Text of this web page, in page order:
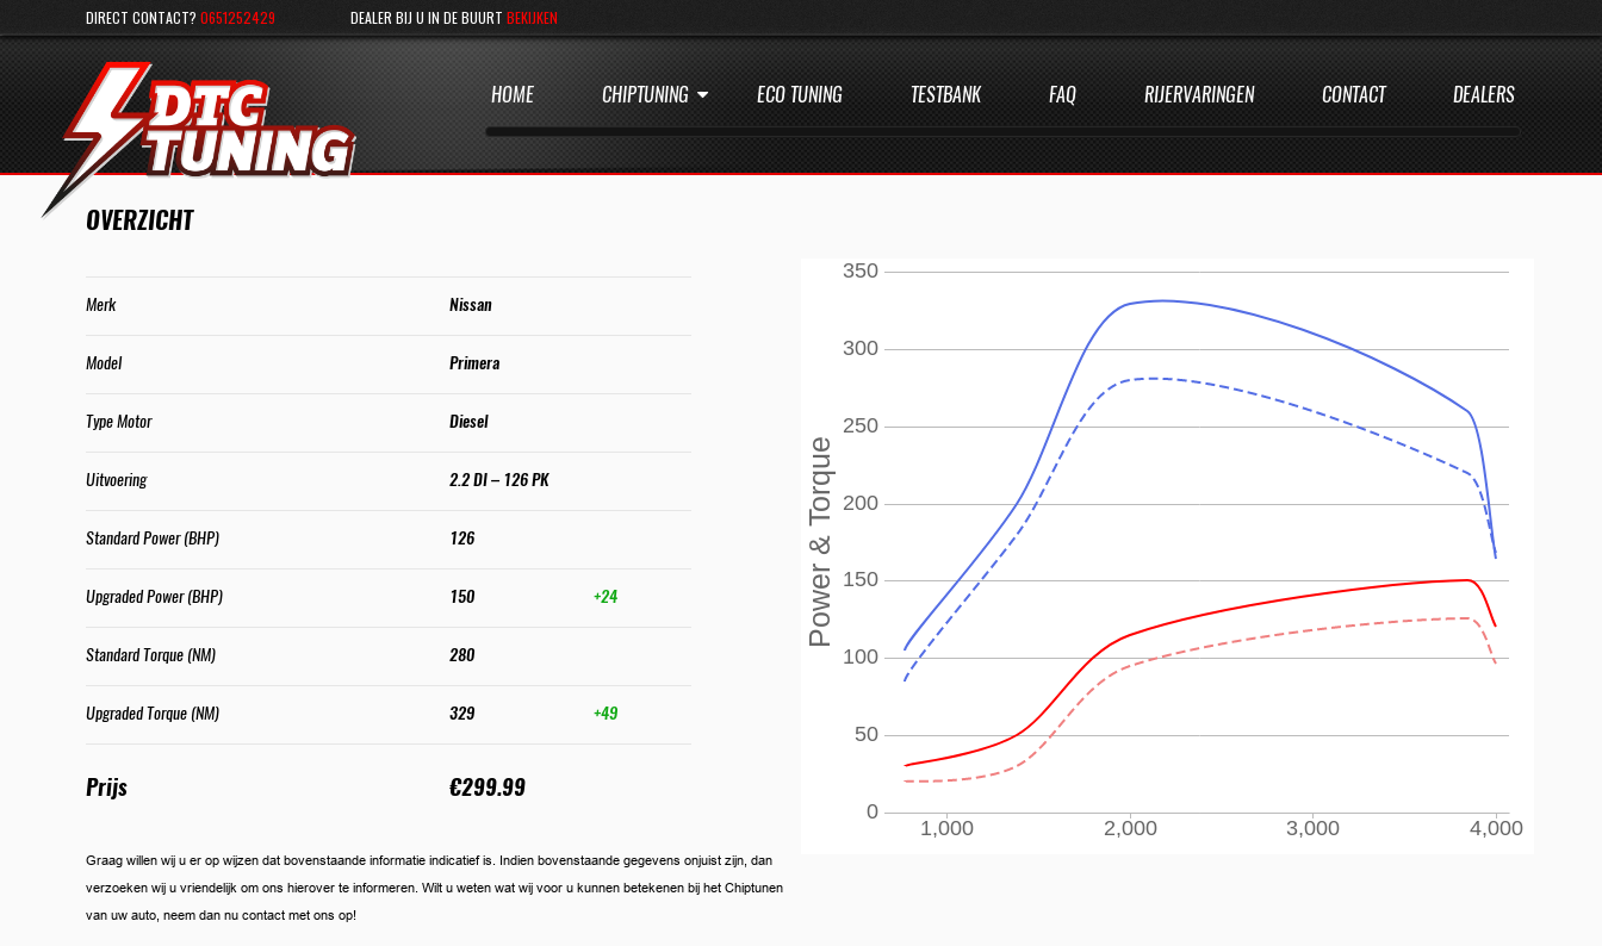
DIRECT CONTACT? 0651252429 DEALER BIJ U IN DE BUURT BEKIJKEN
HOME CHIPTUNING ECO TUNING TESTBANK FAQ RIJERVARINGEN CONTACT DEALERS
OVERZICHT
Merk Nissan
Model Primera
Type Motor Diesel
Uitvoering 2.2 DI – 126 PK
Standard Power (BHP) 126
Upgraded Power (BHP) 150 +24
Standard Torque (NM) 280
Upgraded Torque (NM) 329 +49
Prijs €299.99
Graag willen wij u er op wijzen dat bovenstaande informatie indicatief is. Indien bovenstaande gegevens onjuist zijn, dan
verzoeken wij u vriendelijk om ons hierover te informeren. Wilt u weten wat wij voor u kunnen betekenen bij het Chiptunen
van uw auto, neem dan nu contact met ons op!